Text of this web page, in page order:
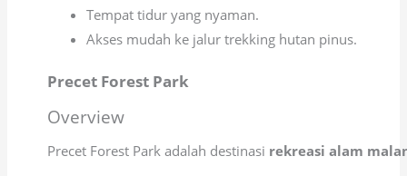
Tempat tidur yang nyaman.
Akses mudah ke jalur trekking hutan pinus.
Precet Forest Park
Overview
Precet Forest Park adalah destinasi rekreasi alam